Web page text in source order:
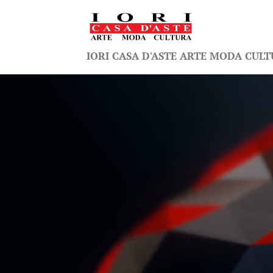
IORI CASA D'ASTE ARTE MODA